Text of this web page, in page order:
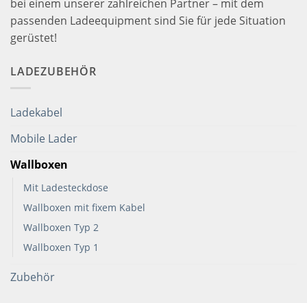
bei einem unserer zahlreichen Partner – mit dem
passenden Ladeequipment sind Sie für jede Situation
gerüstet!
LADEZUBEHÖR
Ladekabel
Mobile Lader
Wallboxen
Mit Ladesteckdose
Wallboxen mit fixem Kabel
Wallboxen Typ 2
Wallboxen Typ 1
Zubehör